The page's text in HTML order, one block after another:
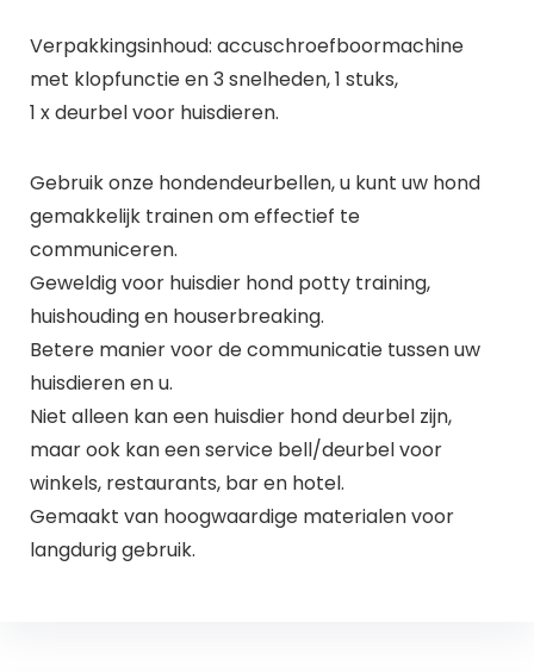
Verpakkingsinhoud: accuschroefboormachine
met klopfunctie en 3 snelheden, 1 stuks,
1 x deurbel voor huisdieren.
Gebruik onze hondendeurbellen, u kunt uw hond
gemakkelijk trainen om effectief te
communiceren.
Geweldig voor huisdier hond potty training,
huishouding en houserbreaking.
Betere manier voor de communicatie tussen uw
huisdieren en u.
Niet alleen kan een huisdier hond deurbel zijn,
maar ook kan een service bell/deurbel voor
winkels, restaurants, bar en hotel.
Gemaakt van hoogwaardige materialen voor
langdurig gebruik.